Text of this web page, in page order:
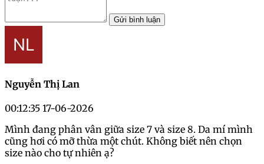
Gửi bình luận
Nguyễn Thị Lan
00:12:35 17-06-2026
Mình đang phân vân giữa size 7 và size 8. Da mí mình
cũng hơi có mỡ thừa một chút. Không biết nên chọn
size nào cho tự nhiên ạ?